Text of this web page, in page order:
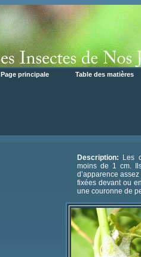
Page principale Table des matières
Description: Les
moins de 1 cm.
d’apparence
fixées devant ou
une couronne de